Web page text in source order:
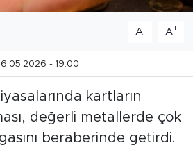
A- A+
- 19:00
kartların
değerli metallerde çok
beraberinde getirdi.